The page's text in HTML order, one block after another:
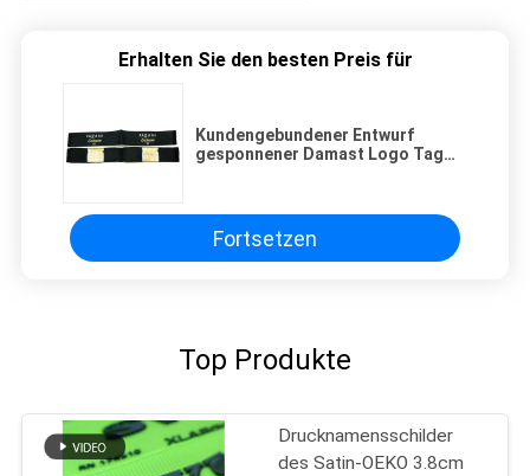
Erhalten Sie den besten Preis für
Kundengebundener Entwurf
gesponnener Damast Logo Tag
Fortsetzen
Top Produkte
Drucknamensschilder
des Satin-OEKO 3.8cm